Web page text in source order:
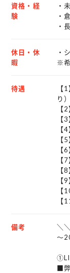
昼休憩
↓
退勤
■ 研修・教育体
・OJT研修あり
・未経験でも安
・現場人数：約
・年齢層：20
・静かに作業す
・染髪：明るす
・ネイル：不可
・ピアス：小さ
・タトゥー：見
資格・経
験
・
・
・
休日・休
暇
・
※
待遇
【
り）
【
【
【
【
【
【
【
【
【
【
備考
＼
～
■